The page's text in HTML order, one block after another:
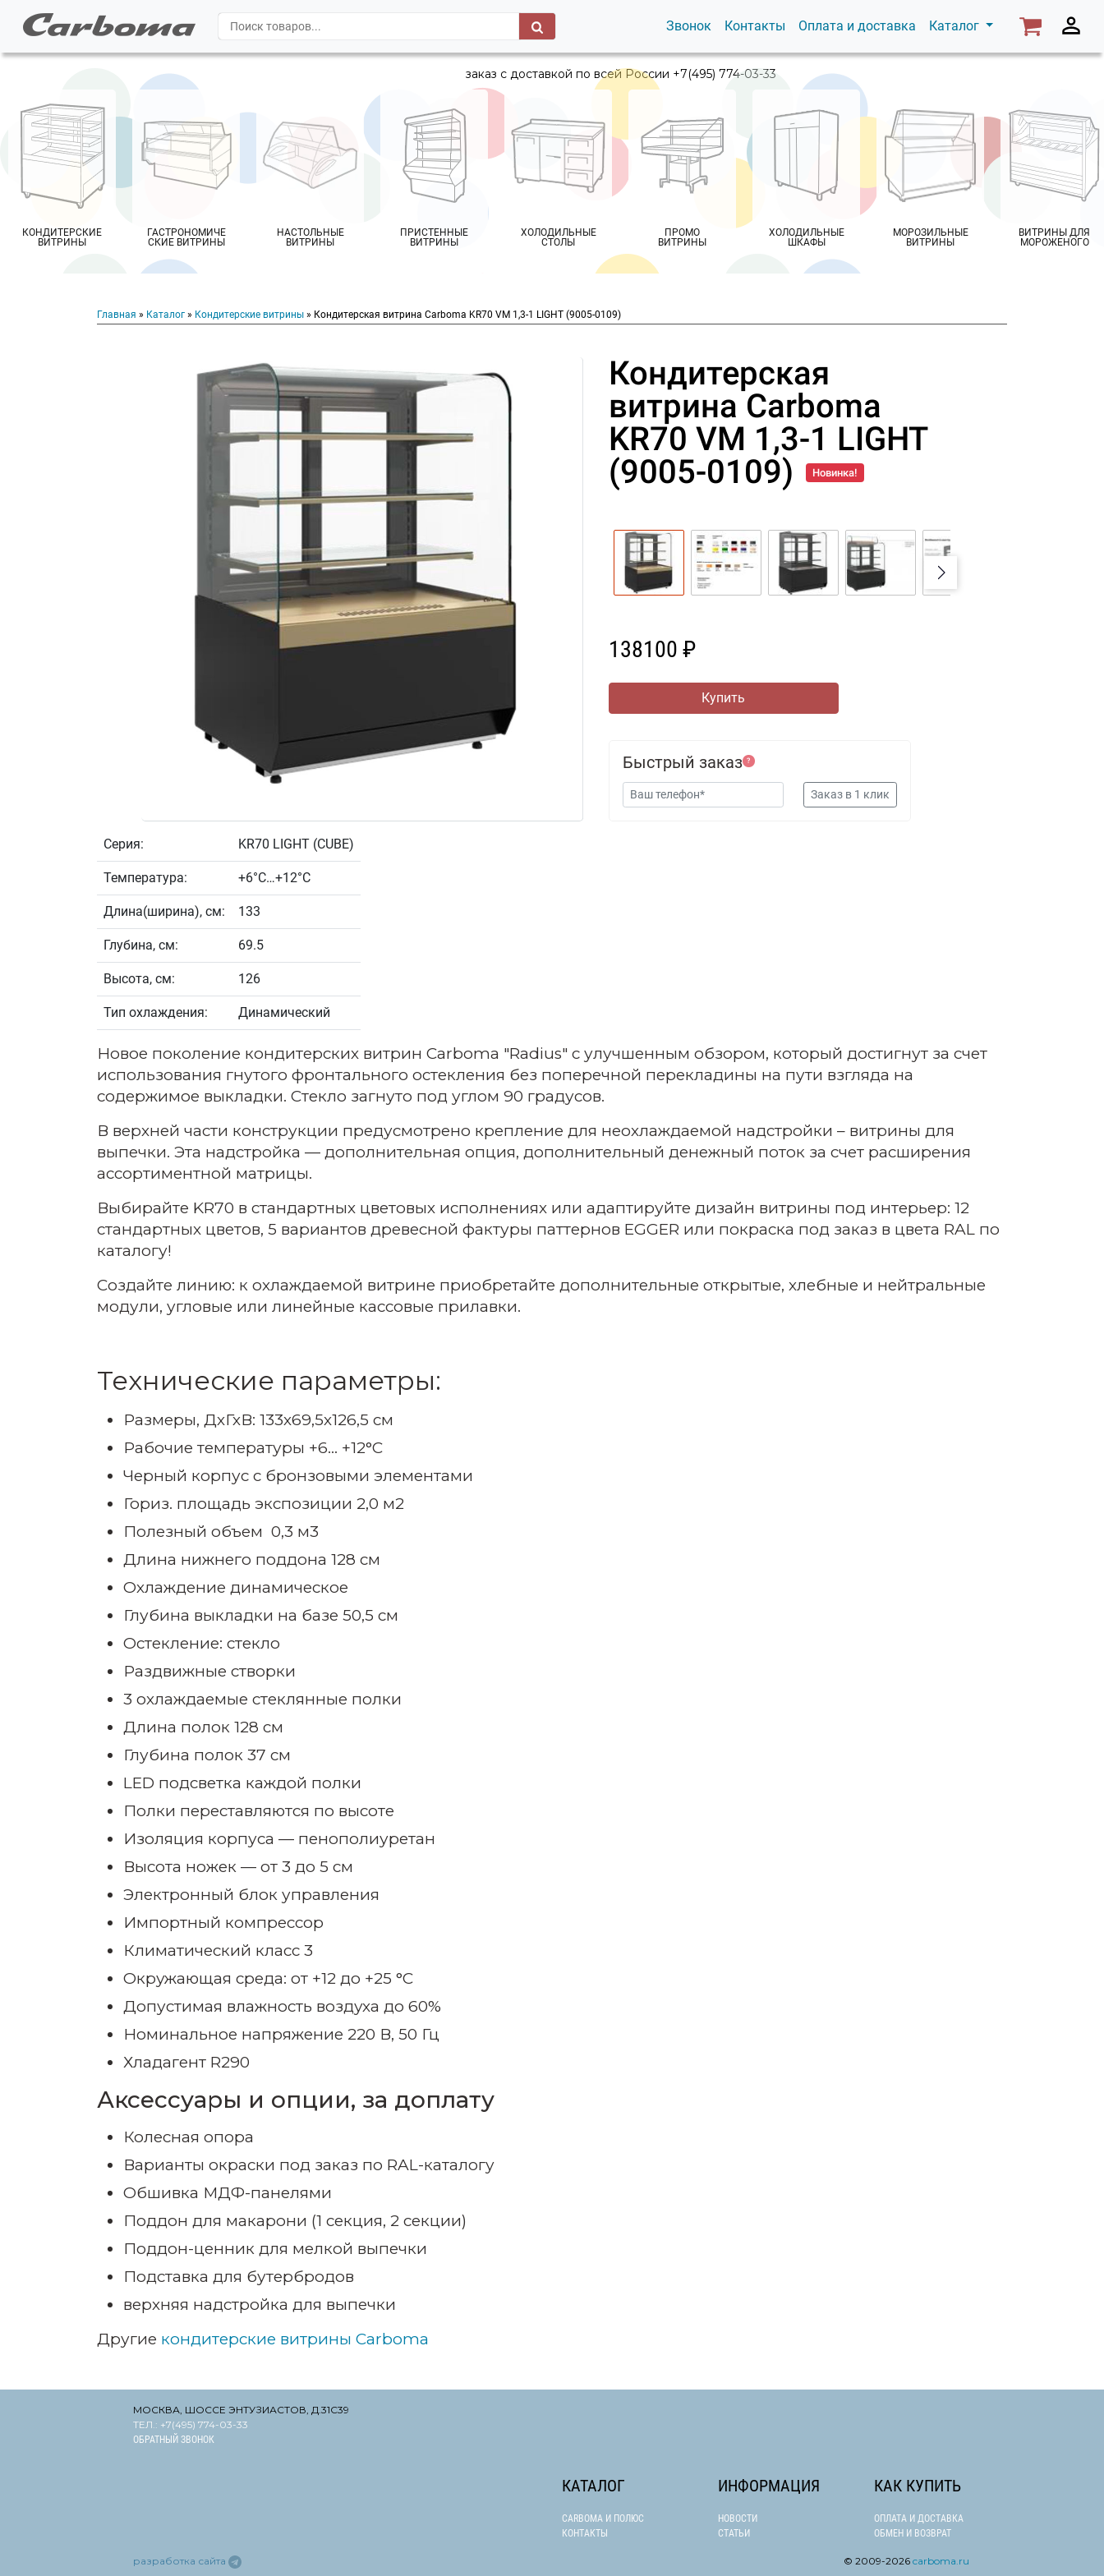
Звонок Контакты Оплата и доставка Каталог
заказ с доставкой по всей России +7(495) 774-03-33
КОНДИТЕРСКИЕ
ВИТРИНЫ
ГАСТРОНОМИЧЕ
СКИЕ ВИТРИНЫ
НАСТОЛЬНЫЕ
ВИТРИНЫ
ПРИСТЕННЫЕ
ВИТРИНЫ
ХОЛОДИЛЬНЫЕ
СТОЛЫ
ПРОМО
ВИТРИНЫ
ХОЛОДИЛЬНЫЕ
ШКАФЫ
МОРОЗИЛЬНЫЕ
ВИТРИНЫ
ВИТРИНЫ ДЛЯ
МОРОЖЕНОГО
Главная » Каталог » Кондитерские витрины » Кондитерская витрина Carboma KR70 VM 1,3-1 LIGHT (9005-0109)
Кондитерская
витрина Carboma
KR70 VM 1,3-1 LIGHT
(9005-0109)
Новинка!
138100 ₽
Быстрый заказ ?
Серия: KR70 LIGHT (CUBE)
Температура: +6°С…+12°С
Длина(ширина), см: 133
Глубина, см: 69.5
Высота, см: 126
Тип охлаждения: Динамический
Новое поколение кондитерских витрин Carboma "Radius" с улучшенным обзором, который достигнут за счет
использования гнутого фронтального остекления без поперечной перекладины на пути взгляда на
содержимое выкладки. Стекло загнуто под углом 90 градусов.
В верхней части конструкции предусмотрено крепление для неохлаждаемой надстройки – витрины для
выпечки. Эта надстройка — дополнительная опция, дополнительный денежный поток за счет расширения
ассортиментной матрицы.
Выбирайте KR70 в стандартных цветовых исполнениях или адаптируйте дизайн витрины под интерьер: 12
стандартных цветов, 5 вариантов древесной фактуры паттернов EGGER или покраска под заказ в цвета RAL по
каталогу!
Создайте линию: к охлаждаемой витрине приобретайте дополнительные открытые, хлебные и нейтральные
модули, угловые или линейные кассовые прилавки.
Технические параметры:
Размеры, ДхГхВ: 133х69,5х126,5 см
Рабочие температуры +6... +12°C
Черный корпус с бронзовыми элементами
Гориз. площадь экспозиции 2,0 м2
Полезный объем 0,3 м3
Длина нижнего поддона 128 см
Охлаждение динамическое
Глубина выкладки на базе 50,5 см
Остекление: стекло
Раздвижные створки
3 охлаждаемые стеклянные полки
Длина полок 128 см
Глубина полок 37 см
LED подсветка каждой полки
Полки переставляются по высоте
Изоляция корпуса — пенополиуретан
Высота ножек — от 3 до 5 см
Электронный блок управления
Импортный компрессор
Климатический класс 3
Окружающая среда: от +12 до +25 °C
Допустимая влажность воздуха до 60%
Номинальное напряжение 220 В, 50 Гц
Хладагент R290
Аксессуары и опции, за доплату
Колесная опора
Варианты окраски под заказ по RAL-каталогу
Обшивка МДФ-панелями
Поддон для макарони (1 секция, 2 секции)
Поддон-ценник для мелкой выпечки
Подставка для бутербродов
верхняя надстройка для выпечки
Другие кондитерские витрины Carboma
МОСКВА, ШОССЕ ЭНТУЗИАСТОВ, Д.31С39
ТЕЛ.: +7(495) 774-03-33
ОБРАТНЫЙ ЗВОНОК
КАТАЛОГ
CARBOMA И ПОЛЮС
КОНТАКТЫ
ИНФОРМАЦИЯ
НОВОСТИ
СТАТЬИ
КАК КУПИТЬ
ОПЛАТА И ДОСТАВКА
ОБМЕН И ВОЗВРАТ
разработка сайта © 2009-2026 carboma.ru